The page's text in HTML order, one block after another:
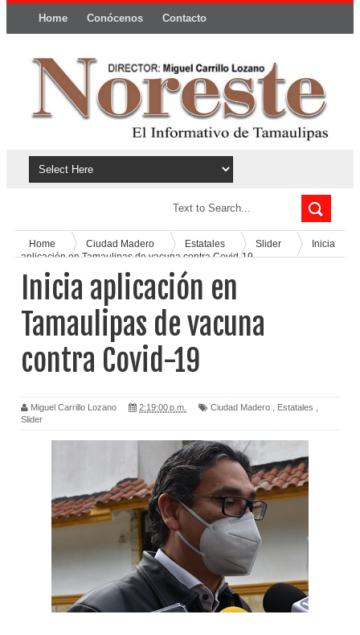
Home Conócenos Contacto
Home Ciudad Madero Estatales Slider
Inicia
aplicación en Tamaulipas de vacuna contra Covid-19
Inicia aplicación en
Tamaulipas de vacuna
contra Covid-19
Miguel Carrillo Lozano 2:19:00 p.m. Ciudad Madero Estatales
Slider